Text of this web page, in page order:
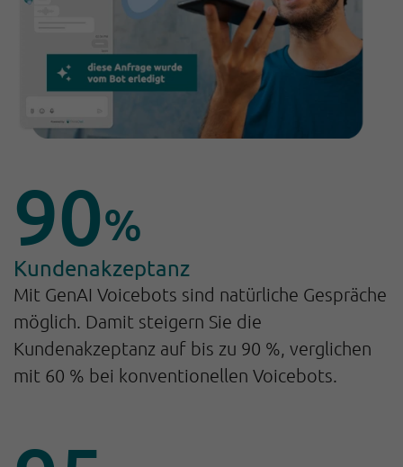
90%
Kundenakzeptanz
Mit GenAI Voicebots sind natürliche Gespräche
möglich. Damit steigern Sie die
Kundenakzeptanz auf bis zu 90 %, verglichen
mit 60 % bei konventionellen Voicebots.